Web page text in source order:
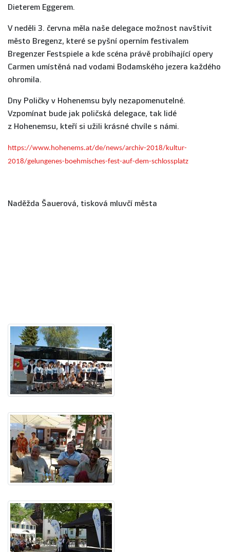
Dieterem Eggerem.
V neděli 3. června měla naše delegace možnost navštívit
město Bregenz, které se pyšní operním festivalem
Bregenzer Festspiele a kde scéna právě probíhající opery
Carmen umístěná nad vodami Bodamského jezera každého
ohromila.
Dny Poličky v Hohenemsu byly nezapomenutelné.
Vzpomínat bude jak poličská delegace, tak lidé
z Hohenemsu, kteří si užili krásné chvíle s námi.
https://www.hohenems.at/de/news/archiv-2018/kultur-
2018/gelungenes-boehmisches-fest-auf-dem-schlossplatz
Naděžda Šauerová, tisková mluvčí města